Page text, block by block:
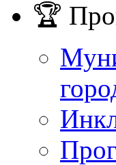
🏆